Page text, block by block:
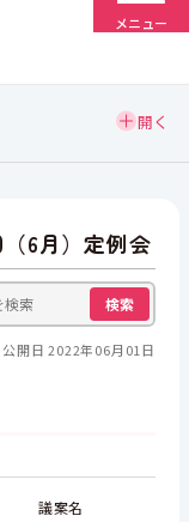
メニュー
6月）定例会
検索
公開日 2022年06月01日
議案名